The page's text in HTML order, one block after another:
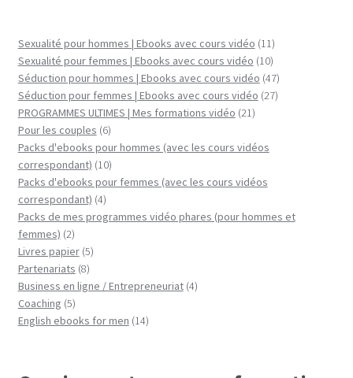
Sexualité pour hommes | Ebooks avec cours vidéo 1111
produits
Sexualité pour femmes | Ebooks avec cours vidéo 1010
produits
Séduction pour hommes | Ebooks avec cours vidéo 4747
produits
Séduction pour femmes | Ebooks avec cours vidéo 2727
PROGRAMMES ULTIMES | Mes formations vidéo 2121
Pour les couples 66
produits
Packs d'ebooks pour hommes (avec les cours vidéos
correspondant) 1010
produits
Packs d'ebooks pour femmes (avec les cours vidéos
correspondant) 44
produits
Packs de mes programmes vidéo phares (pour hommes et
femmes) 22
produits
Livres papier 55
Partenariats 88
produits
Business en ligne / Entrepreneuriat 44
Coaching 55
produits
English ebooks for men 1414